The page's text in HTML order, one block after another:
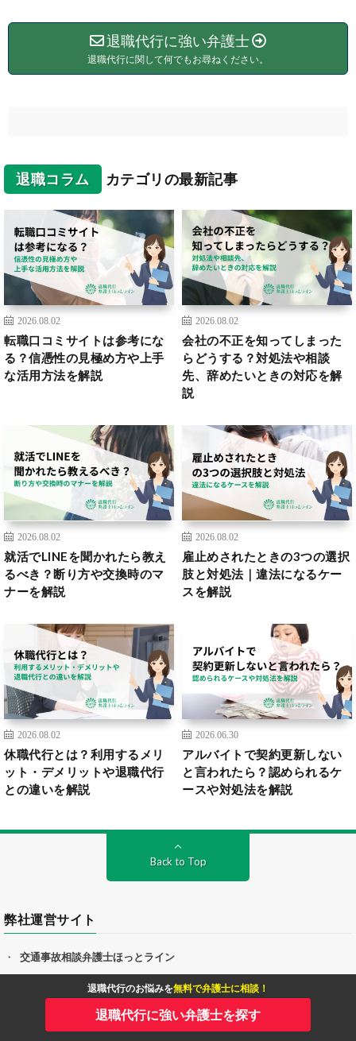
退職代行のお悩みを無料で弁護士に相談！
退職代行に強い弁護士を探す
退職代行に強い弁護士
退職代行に関して何でもお尋ねください。
退職コラム カテゴリの最新記事
2026.08.02
転職口コミサイトは参考にな
る？信憑性の見極め方や上手
な活用方法を解説
2026.08.02
会社の不正を知ってしまった
らどうする？対処法や相談
先、辞めたいときの対応を解
説
2026.08.02
就活でLINEを聞かれたら教え
るべき？断り方や交換時のマ
ナーを解説
2026.08.02
雇止めされたときの3つの選択
肢と対処法｜違法になるケー
スを解説
2026.08.02
休職代行とは？利用するメリ
ット・デメリットや退職代行
との違いを解説
2026.06.30
アルバイトで契約更新しない
と言われたら？認められるケ
ースや対処法を解説
Back to Top
弊社運営サイト
交通事故相談弁護士ほっとライン
離婚・不倫慰謝料相談弁護士ほっとライン